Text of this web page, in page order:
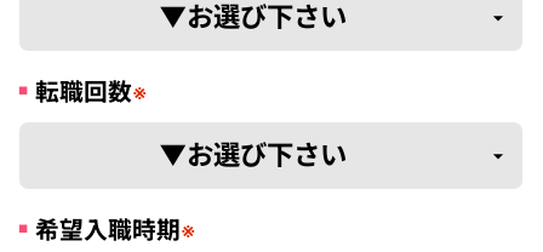
転職回数※
希望入職時期※